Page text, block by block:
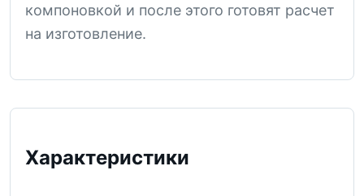
компоновкой и после этого готовят расчет
на изготовление.
Характеристики